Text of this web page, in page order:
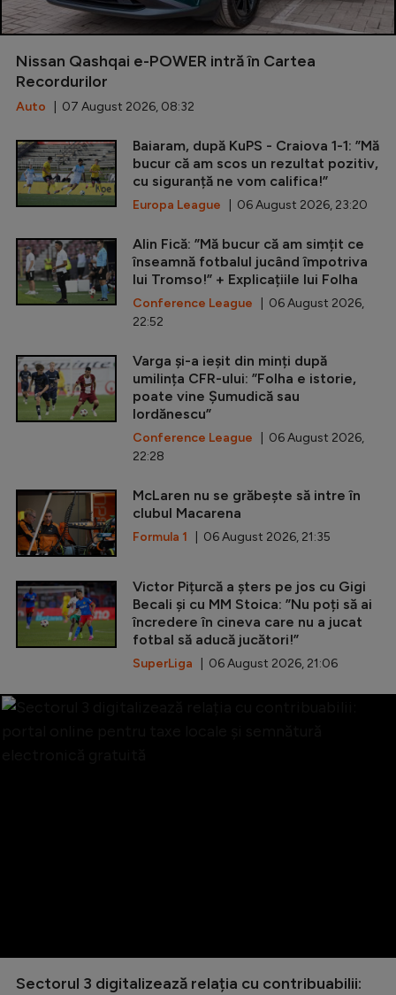
Nissan Qashqai e-POWER intră în Cartea
Recordurilor
Auto | 07 August 2026, 08:32
Baiaram, după KuPS - Craiova 1-1: ”Mă
bucur că am scos un rezultat pozitiv,
cu siguranță ne vom califica!”
Europa League | 06 August 2026, 23:20
Alin Fică: ”Mă bucur că am simțit ce
înseamnă fotbalul jucând împotriva
lui Tromso!” + Explicațiile lui Folha
Conference League | 06 August 2026,
22:52
Varga și-a ieșit din minți după
umilința CFR-ului: ”Folha e istorie,
poate vine Șumudică sau
Iordănescu”
Conference League | 06 August 2026,
22:28
McLaren nu se grăbește să intre în
clubul Macarena
Formula 1 | 06 August 2026, 21:35
Victor Pițurcă a șters pe jos cu Gigi
Becali și cu MM Stoica: ”Nu poți să ai
încredere în cineva care nu a jucat
fotbal să aducă jucători!”
SuperLiga | 06 August 2026, 21:06
Sectorul 3 digitalizează relația cu contribuabilii: